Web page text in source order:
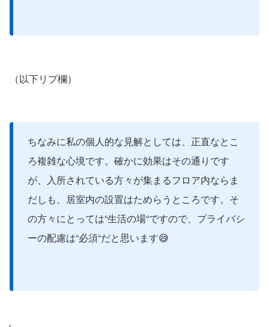
（以下リプ欄）
ちなみに私の個人的な見解としては、正直なとこ
ろ複雑な心境です。確かに効果はその通りです
が、入所されている方々が集まるフロア内ならま
だしも、居室内の設置はためらうところです。そ
の方々にとっては“生活の場“ですので、プライバシ
ーの配慮は“必須“だと思います😅